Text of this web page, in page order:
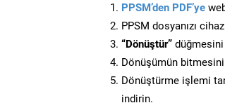
PPSM’den PDF’ye
PPSM dosyanızı
“Dönüştür” düğmesini
Dönüşümün
Dönüştürme işlemi
indirin.